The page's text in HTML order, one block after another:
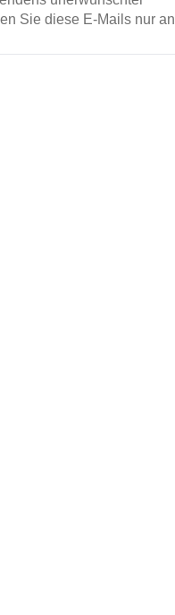
Sie diese E-Mails nur an